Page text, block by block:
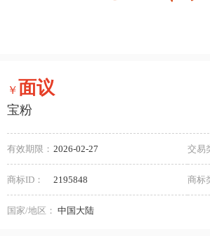
￥面议
宝粉
有效期限： 2026-02-27 交易
商标ID： 2195848 商标
国家/地区： 中国大陆